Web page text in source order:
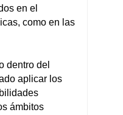
en el
como en las
dentro del
aplicar los
ámbitos